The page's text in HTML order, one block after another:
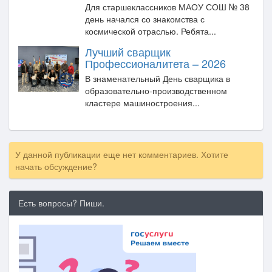
Для старшеклассников МАОУ СОШ № 38
день начался со знакомства с
космической отраслью. Ребята...
Лучший сварщик
Профессионалитета – 2026
В знаменательный День сварщика в
образовательно‑производственном
кластере машиностроения...
У данной публикации еще нет комментариев. Хотите
начать обсуждение?
Есть вопросы? Пиши.